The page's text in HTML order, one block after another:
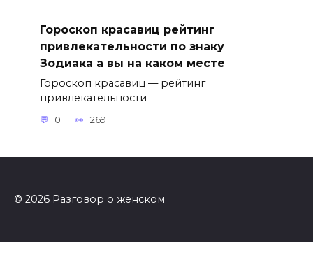
Гороскоп красавиц рейтинг
привлекательности по знаку
Зодиака а вы на каком месте
Гороскоп красавиц — рейтинг
привлекательности
0 269
© 2026 Разговор о женском